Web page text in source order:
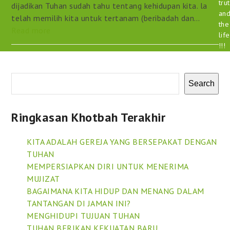
dijadikan Tuhan sudah tahu tentang kehidupan kita. la
telah memilih kita untuk tertanam (beribadah dan…
Search
Ringkasan Khotbah Terakhir
KITA ADALAH GEREJA YANG BERSEPAKAT DENGAN
TUHAN
MEMPERSIAPKAN DIRI UNTUK MENERIMA
MUJIZAT
BAGAIMANA KITA HIDUP DAN MENANG DALAM
TANTANGAN DI JAMAN INI?
MENGHIDUPI TUJUAN TUHAN
TUHAN BERIKAN KEKUATAN BARU
the
life
!!!